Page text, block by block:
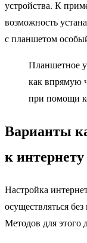
устройства. К
возможность
с планшетом
Планшетное
как впрямую
при помощи
Варианты
к интернету
Настройка
осуществляться
Методов для этого